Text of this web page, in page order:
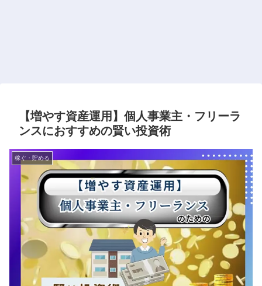
【増やす資産運用】個人事業主・フリーラ
ンスにおすすめの賢い投資術
稼ぐ・貯める